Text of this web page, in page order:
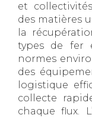
et
des matières
la
types de fer
normes
des
logistique
collecte
chaque flux.